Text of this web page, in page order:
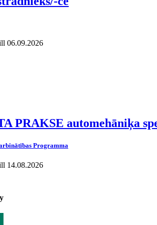
06.09.2026
PRAKSE automehāniķa
Programma
14.08.2026